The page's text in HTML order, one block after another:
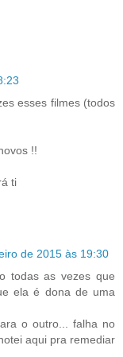
esses filmes (todos
!!
ti
de 2015 às 19:30
todas as vezes que
ela é dona de uma
o outro... falha no
aqui pra remediar